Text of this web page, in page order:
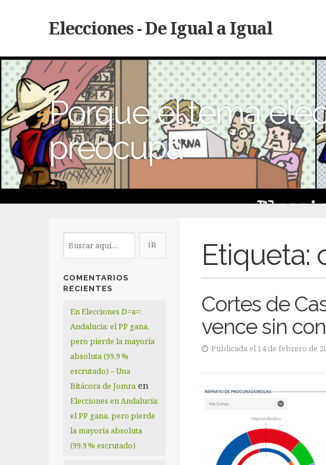
Elecciones - De Igual a Igual
Porque el tema
preocupa
COMENTARIOS
RECIENTES
En Elecciones D=a=:
Andalucía: el PP gana,
pero pierde la mayoría
absoluta (99,9 %
escrutado) – Una
Bitácora de Jomra en
Elecciones en Andalucía:
el PP gana, pero pierde
la mayoría absoluta
(99,9 % escrutado)
Etiqueta:
Cortes de
vence sin
Publicada el 14 de febrero de